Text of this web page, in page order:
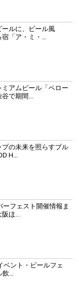
ールに、ビール風
「ア・ミ・...
ミアムビール「ペロー
で期間...
の未来を照らすブル
H...
ーフェスト開催情報ま
ほ...
ベント・ビールフェ
...